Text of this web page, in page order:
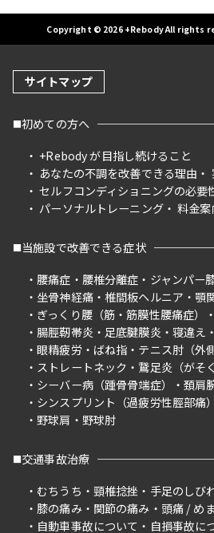
Copyright © 2026 +Rebody All rights
サイトマップ
初めての方へ
+Rebody が目指し続けること
あなたの不調を改善できる理由
セルフコンディショニングの必要
パーソナルトレーニング
料金案
当施設で改善できる症状
腰痛症
腰椎分離症 ジャンパー
坐骨神経痛
椎間板ヘルニア 顎
ぎっくり腰（筋・筋膜性腰痛症）
腸脛靭帯炎
足底腱膜炎 寝違え
眼精疲労
ばね指
テニス肘（外
ストレートネック
鵞足炎（がそ
シーバー病（踵骨骨端症）
頚肩
シンスプリント（過疲労性脛部痛）
野球肩
野球肘
交通事故治療
むちうち
頸椎捻挫 手足のしび
膝の痛み
関節の痛み
頭痛 / め
自動車事故について
自損事故に